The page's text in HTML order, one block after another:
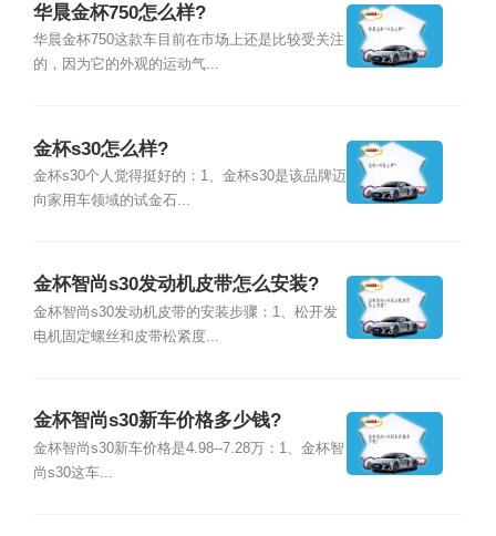
华晨金杯750怎么样?
华晨金杯750这款车目前在市场上还是比较受关注
的，因为它的外观的运动气...
金杯s30怎么样?
金杯s30个人觉得挺好的：1、金杯s30是该品牌迈
向家用车领域的试金石...
金杯智尚s30发动机皮带怎么安装?
金杯智尚s30发动机皮带的安装步骤：1、松开发
电机固定螺丝和皮带松紧度...
金杯智尚s30新车价格多少钱?
金杯智尚s30新车价格是4.98--7.28万：1、金杯智
尚s30这车...